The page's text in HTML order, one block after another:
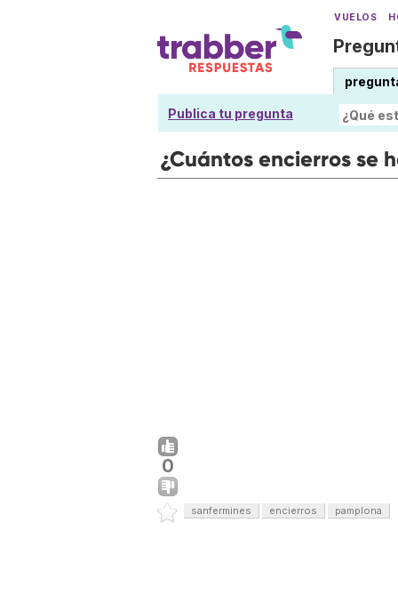
VUELOS
Publica tu pregunta
¿Cuántos encierros se
0
sanfermines encierros pamplona